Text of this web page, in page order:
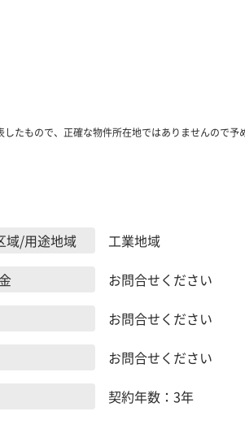
たもので、正確な物件所在地ではありませんので予
域/用途地域
工業地域
お問合せください
お問合せください
お問合せください
契約年数：3年